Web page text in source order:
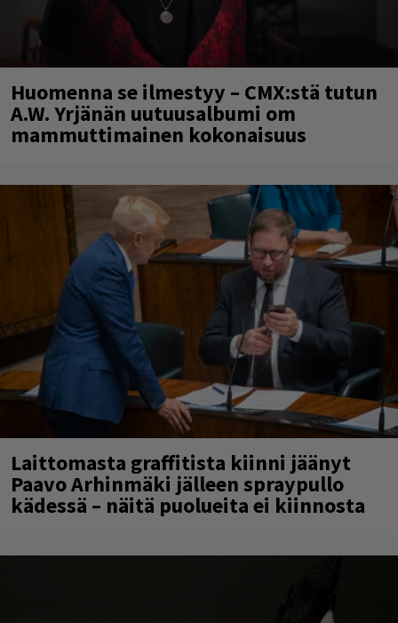
Huomenna se ilmestyy – CMX:stä tutun
A.W. Yrjänän uutuusalbumi om
mammuttimainen kokonaisuus
Laittomasta graffitista kiinni jäänyt
Paavo Arhinmäki jälleen spraypullo
kädessä – näitä puolueita ei kiinnosta